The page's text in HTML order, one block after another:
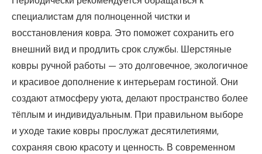
специалистам для полноценной чистки и
восстановления ковра. Это поможет сохранить его
внешний вид и продлить срок службы. Шерстяные
ковры ручной работы — это долговечное, экологичное
и красивое дополнение к интерьерам гостиной. Они
создают атмосферу уюта, делают пространство более
тёплым и индивидуальным. При правильном выборе
и уходе такие ковры прослужат десятилетиями,
сохраняя свою красоту и ценность. В современном